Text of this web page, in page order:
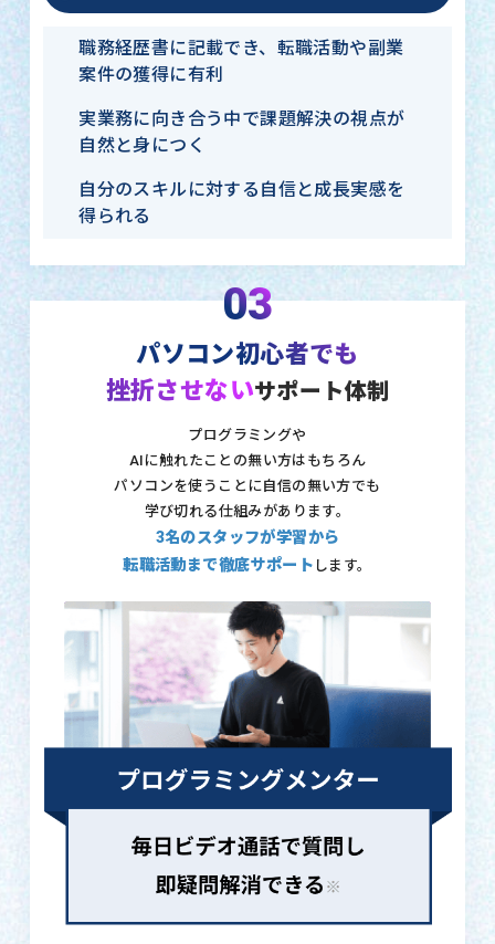
職務経歴書に記載でき、転職活動や副業
案件の獲得に有利
実業務に向き合う中で課題解決の視点が
自然と身につく
自分のスキルに対する自信と成長実感を
得られる
03
パソコン初心者でも
挫折させないサポート体制
プログラミングや
AIに触れたことの無い方はもちろん
パソコンを使うことに自信の無い方でも
学び切れる仕組みがあります。
3名のスタッフが学習から
転職活動まで徹底サポート します。